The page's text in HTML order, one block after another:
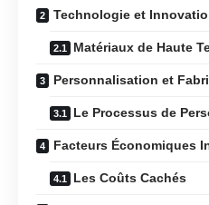
Technologie et
Matériaux de Haute
Personnalisation et
Le Processus de
Facteurs Économiques
Les Coûts Cachés